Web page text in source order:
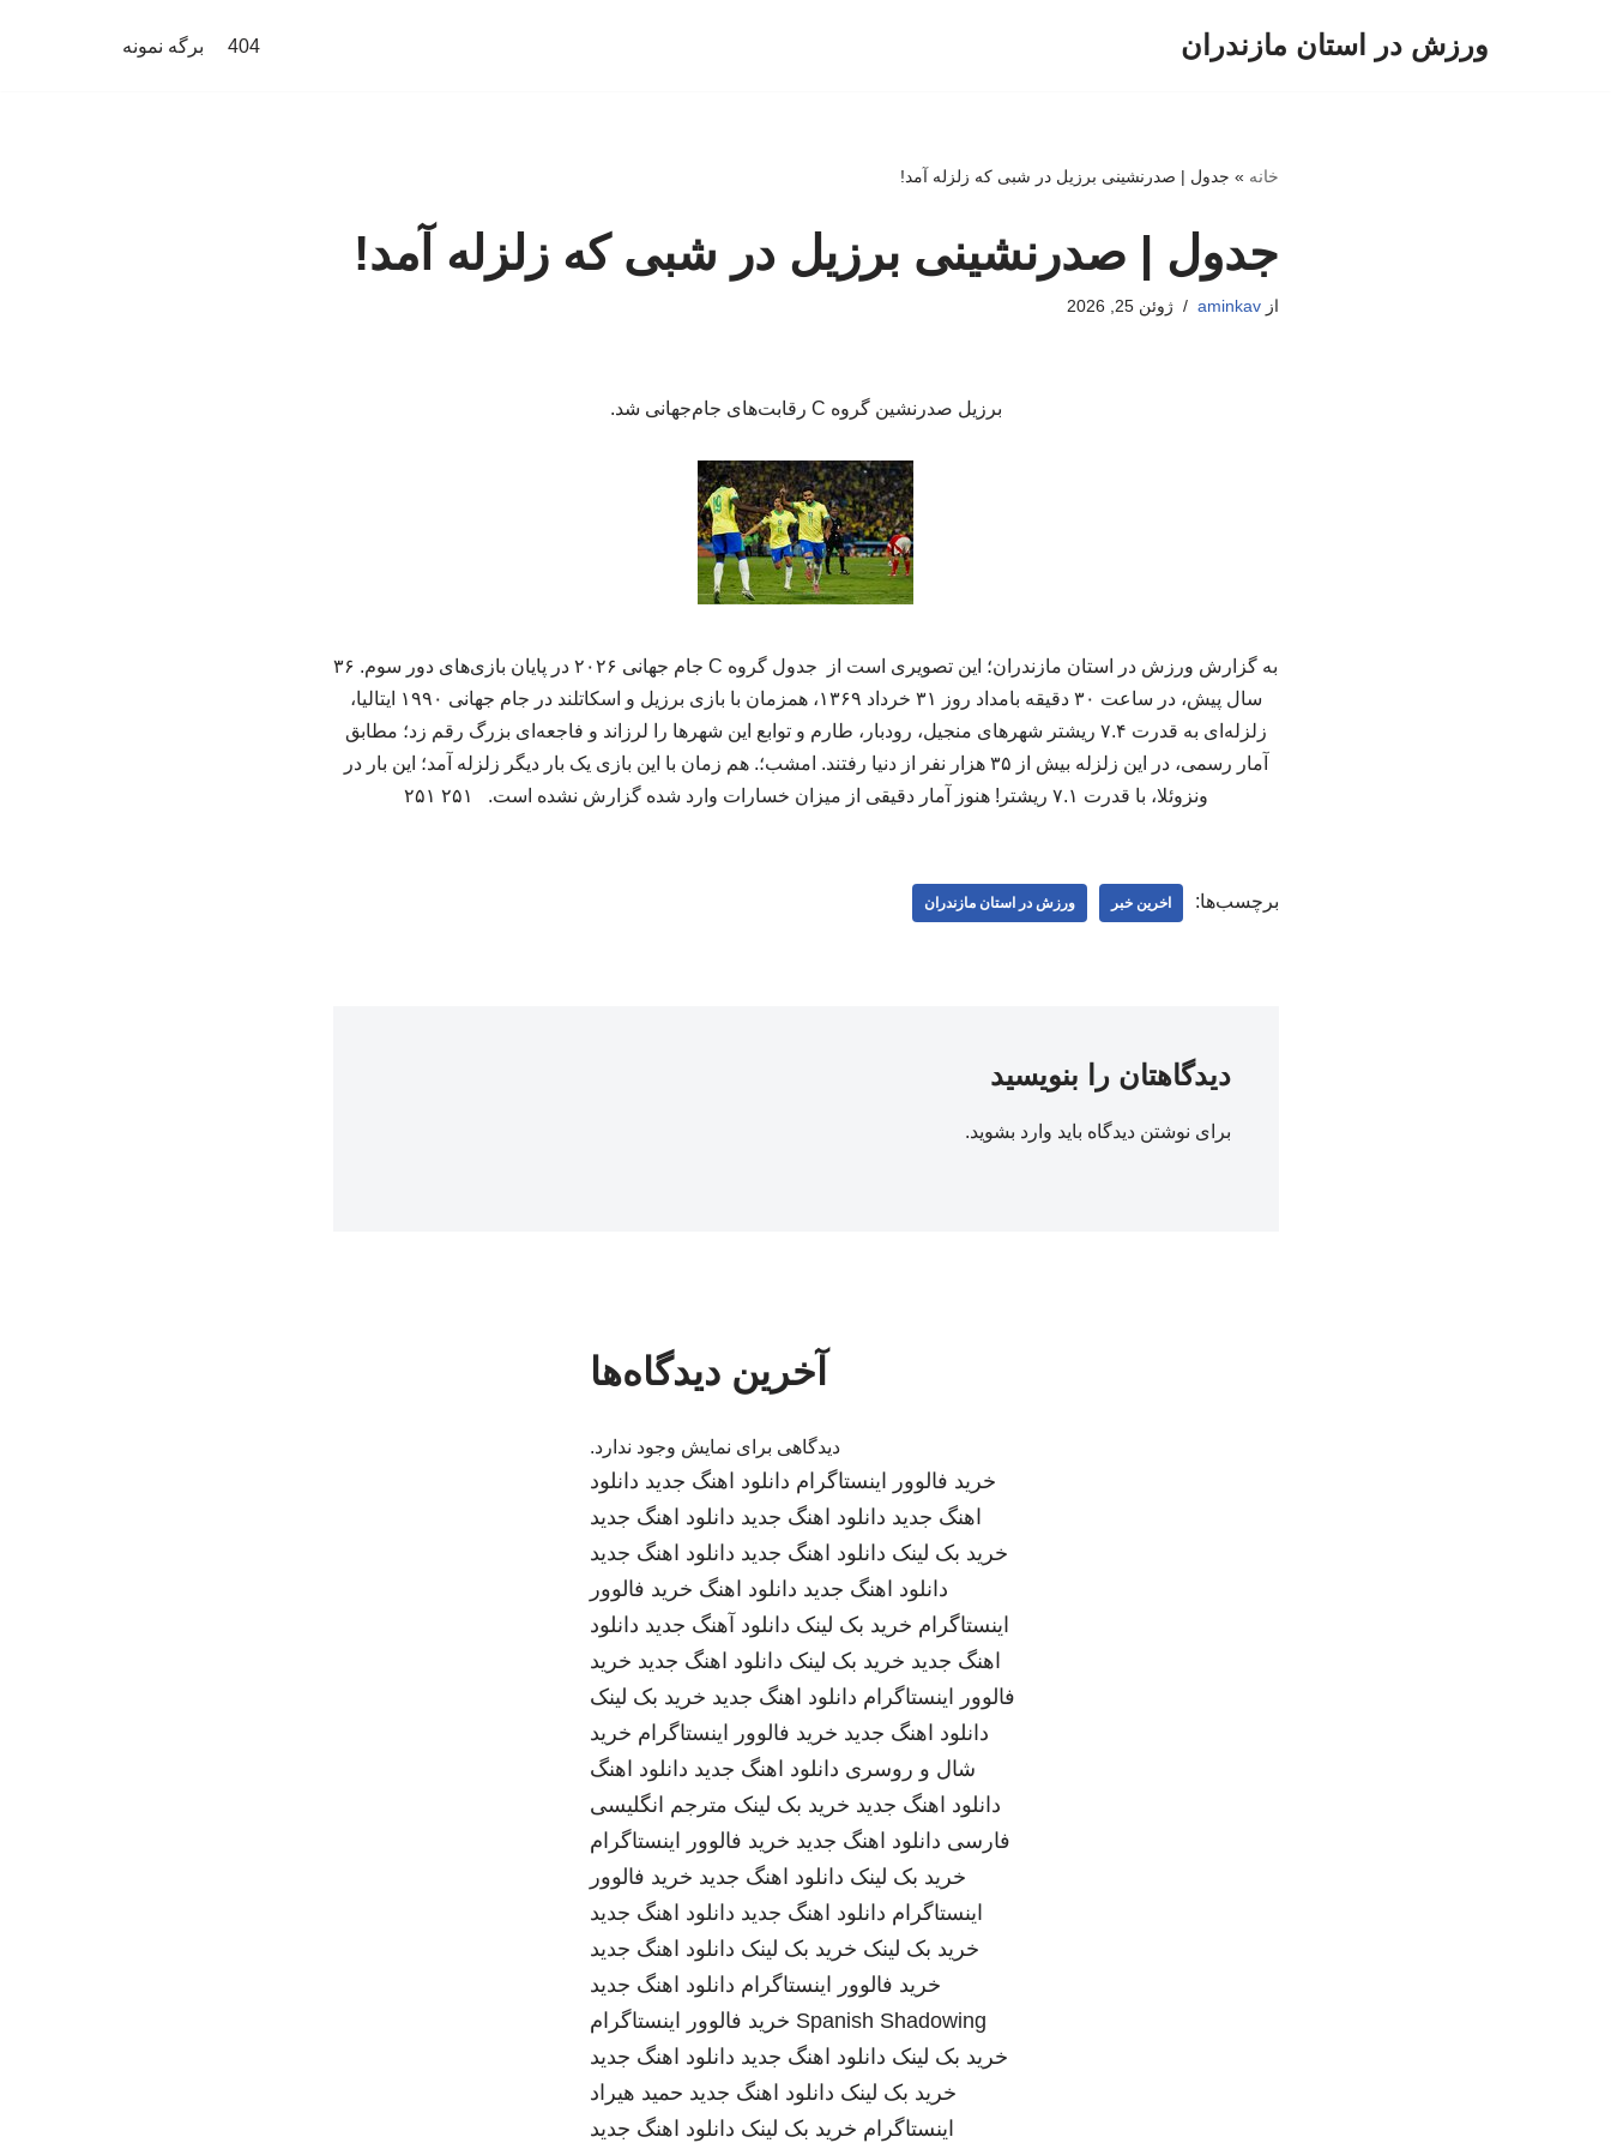
ورزش در استان مازندران 404 برگه نمونه
خانه » جدول | صدرنشینی برزیل در شبی که زلزله آمد!
جدول | صدرنشینی برزیل در شبی که زلزله آمد!
ازaminkav ژوئن 25, 2026
برزیل صدرنشین گروه C رقابت‌های جام‌جهانی شد.
به گزارش ورزش در استان مازندران؛ این تصویری است از جدول گروه C جام جهانی ٢٠٢۶ در پایان بازی‌های دور سوم. ۳۶
سال پیش، در ساعت ۳۰ دقیقه بامداد روز ۳۱ خرداد ۱۳۶۹، همزمان با بازی برزیل و اسکاتلند در جام جهانی ۱۹۹۰ ایتالیا،
زلزله‌ای به قدرت ۷.۴ ریشتر شهرهای منجیل، رودبار، طارم و توابع این شهرها را لرزاند و فاجعه‌ای بزرگ رقم زد؛ مطابق
آمار رسمی، در این زلزله بیش از ۳۵ هزار نفر از دنیا رفتند. امشب؛. هم زمان با این بازی یک بار دیگر زلزله آمد؛ این بار در
ونزوئلا، با قدرت ۷.۱ ریشتر! هنوز آمار دقیقی از میزان خسارات وارد شده گزارش نشده است. ۲۵۱ ۲۵۱
برچسب‌ها: اخرین خبر ورزش در استان مازندران
دیدگاهتان را بنویسید
برای نوشتن دیدگاه باید وارد بشوید.
آخرین دیدگاه‌ها
دیدگاهی برای نمایش وجود ندارد.
خرید فالوور اینستاگرام دانلود اهنگ جدید دانلود
اهنگ جدید دانلود اهنگ جدید دانلود اهنگ جدید
خرید بک لینک دانلود اهنگ جدید دانلود اهنگ جدید
دانلود اهنگ جدید دانلود اهنگ خرید فالوور
اینستاگرام خرید بک لینک دانلود آهنگ جدید دانلود
اهنگ جدید خرید بک لینک دانلود اهنگ جدید خرید
فالوور اینستاگرام دانلود اهنگ جدید خرید بک لینک
دانلود اهنگ جدید خرید فالوور اینستاگرام خرید
شال و روسری دانلود اهنگ جدید دانلود اهنگ
دانلود اهنگ جدید خرید بک لینک مترجم انگلیسی
فارسی دانلود اهنگ جدید خرید فالوور اینستاگرام
خرید بک لینک دانلود اهنگ جدید خرید فالوور
اینستاگرام دانلود اهنگ جدید دانلود اهنگ جدید
خرید بک لینک خرید بک لینک دانلود اهنگ جدید
خرید فالوور اینستاگرام دانلود اهنگ جدید
Spanish Shadowing خرید فالوور اینستاگرام
خرید بک لینک دانلود اهنگ جدید دانلود اهنگ جدید
خرید بک لینک دانلود اهنگ جدید حمید هیراد
اینستاگرام خرید بک لینک دانلود اهنگ جدید